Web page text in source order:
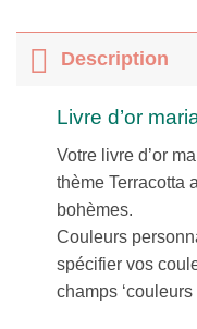
Description
Livre d’or
Votre livre d’or
thème Terracotta
bohèmes.
Couleurs
spécifier vos
champs